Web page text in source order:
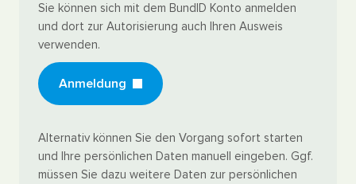
Sie können sich mit dem BundID Konto anmelden
und dort zur Autorisierung auch Ihren Ausweis
verwenden.
Anmeldung
Alternativ können Sie den Vorgang sofort starten
und Ihre persönlichen Daten manuell eingeben. Ggf.
müssen Sie dazu weitere Daten zur persönlichen